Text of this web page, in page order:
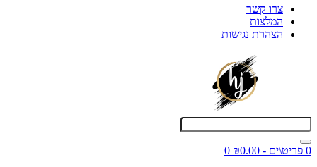
צרו קשר
המלצות
הצהרת נגישות
0 פריט\ים - ₪0.00
0